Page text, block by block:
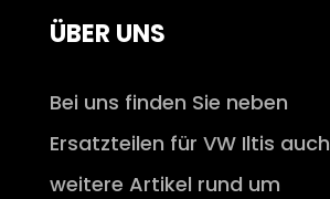
ÜBER UNS
Bei uns finden Sie neben
Ersatzteilen für VW Iltis auch
weitere Artikel rund um